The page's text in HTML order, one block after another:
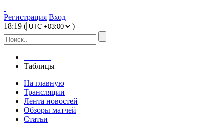
Регистрация Вход
18:19 ( )
Таблицы
На главную
Трансляции
Лента новостей
Обзоры матчей
Статьи